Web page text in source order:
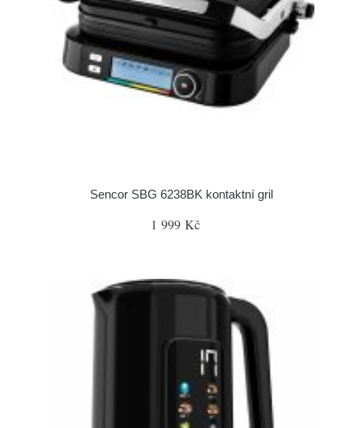
Sencor SBG 6238BK kontaktní gril
1 999 Kč